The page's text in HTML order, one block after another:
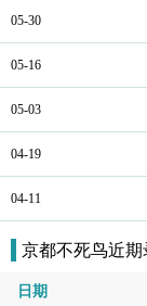
05-30
05-16
05-03
04-19
04-11
京都不死鸟近期
日期